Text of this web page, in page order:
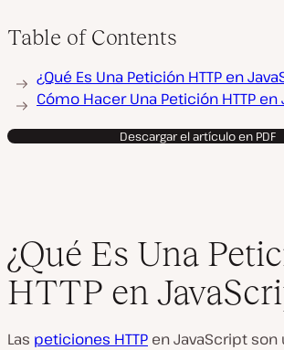
Table of Contents
¿Qué Es Una Petición HTTP en
Cómo Hacer Una Petición HTTP
Descargar el artículo en PDF
¿Qué Es Una
HTTP en
Las peticiones HTTP en JavaScript